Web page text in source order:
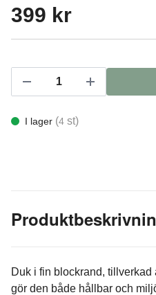
399 kr
I lager (4 st)
Duk i fin blockrand,
gör den både hållbar och